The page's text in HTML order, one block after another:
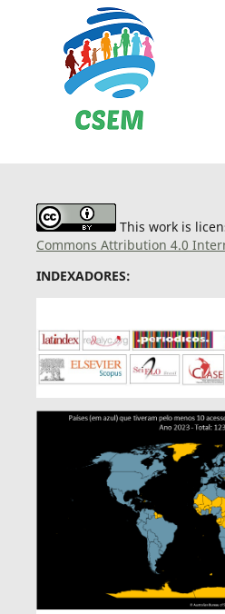
This work is
Commons Attribution 4.0
INDEXADORES: